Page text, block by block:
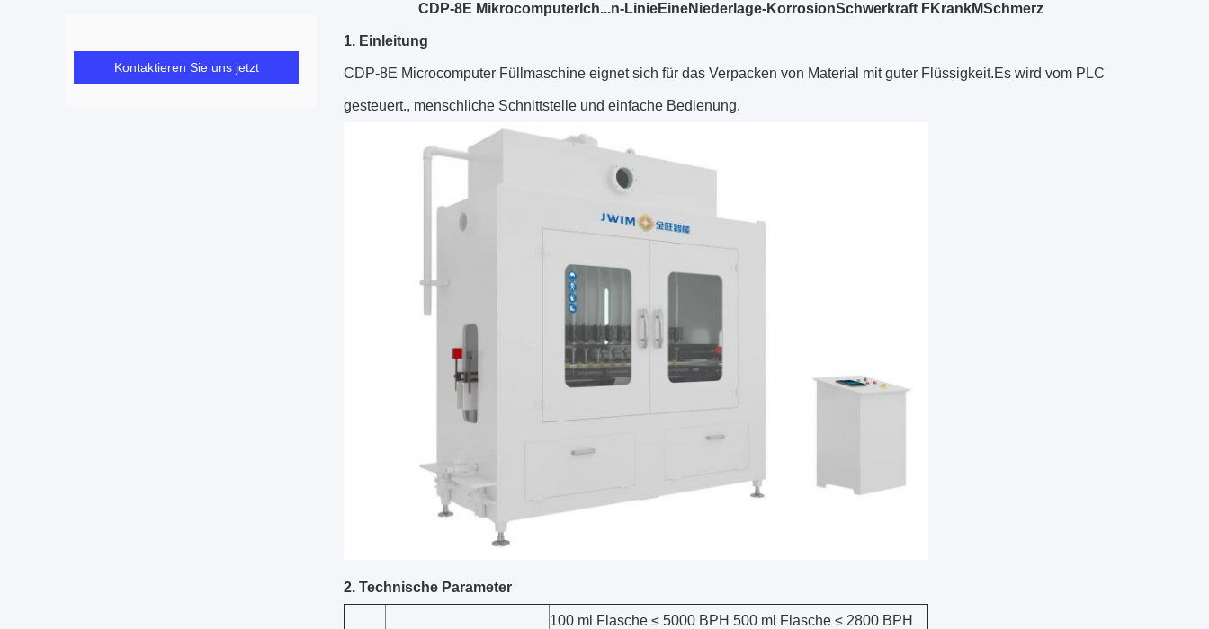
Kontaktieren Sie uns jetzt
CDP-8E MikrocomputerIch...n-LinieEineNiederlage-KorrosionSchwerkraft FKrankMSchmerz
1. Einleitung
CDP-8E Microcomputer Füllmaschine eignet sich für das Verpacken von Material mit guter Flüssigkeit.Es wird vom PLC
gesteuert., menschliche Schnittstelle und einfache Bedienung.
2. Technische Parameter
100 ml Flasche ≤ 5000 BPH 500 ml Flasche ≤ 2800 BPH